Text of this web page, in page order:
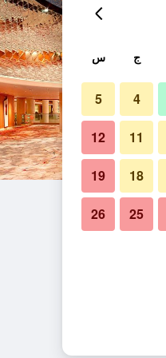
ج س
4
5
11
12
18
19
25
26